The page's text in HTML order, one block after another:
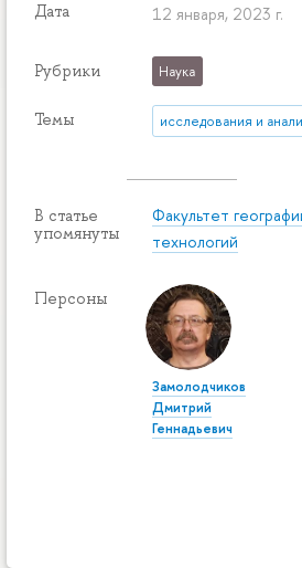
Дата 12 января, 2023 г.
Рубрики Наука
Темы исследования и
В статье
упомянуты
Факультет
технологий
Персоны
Замолодчиков
Дмитрий
Геннадьевич